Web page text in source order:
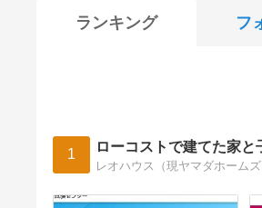
ランキング フ
1 ローコストで建てた家と